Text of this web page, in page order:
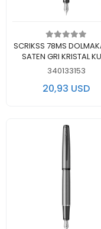
Add to cart
SCRIKSS 78MS
SATEN GRI KRISTAL
340133153
20,93 USD